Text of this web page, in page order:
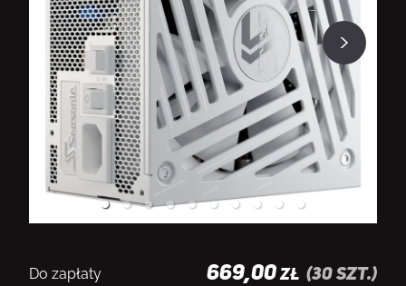
Do zapłaty 669,00 ZŁ (30 szt.)